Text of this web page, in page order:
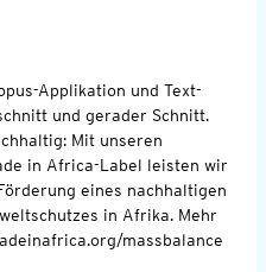
Applikation und Text-
und gerader Schnitt.
Mit unseren
in Africa-Label leisten wir
eines nachhaltigen
in Afrika. Mehr
massbalance